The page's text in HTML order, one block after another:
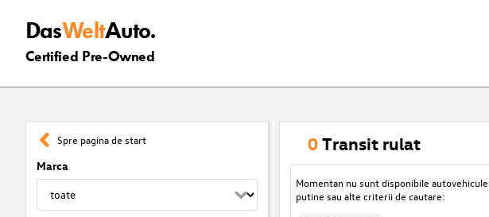
DasWeltAuto.
Certified Pre-Owned
Spre pagina de start
Marca
0Transit rulat
Momentan nu sunt disponibile
putine sau alte criterii de cautare: